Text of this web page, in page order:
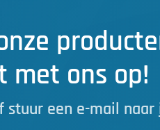
met ons op!
stuur een e-mail naar